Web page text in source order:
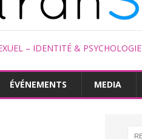
– IDENTITÉ & PSYCHOLOGIE
ÉVÉNEMENTS MEDIA